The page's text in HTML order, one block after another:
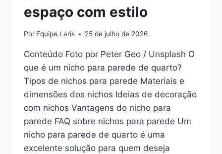
espaço com estilo
Por Equipe Laris 25 de julho de 2026
Conteúdo Foto por Peter Geo / Unsplash O
que é um nicho para parede de quarto?
Tipos de nichos para parede Materiais e
dimensões dos nichos Ideias de decoração
com nichos Vantagens do nicho para
parede FAQ sobre nichos para parede Um
nicho para parede de quarto é uma
excelente solução para quem deseja